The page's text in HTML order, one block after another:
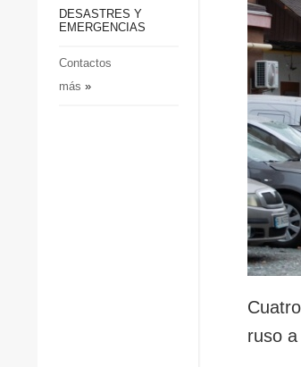
Sociedad y Cultura
Desastres y emergencias
DESASTRES Y
EMERGENCIAS
Contactos
más »
ruso